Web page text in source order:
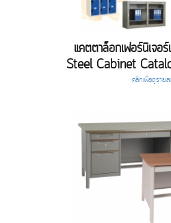
แคตตาล็อกเฟอร์นิเจอ
Steel Cabinet
คลิกเพื่อดูรายล